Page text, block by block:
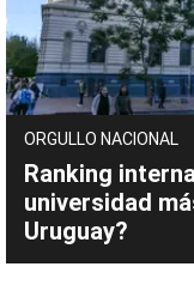
ORGULLO NACIONAL
Ranking
universidad
Uruguay?